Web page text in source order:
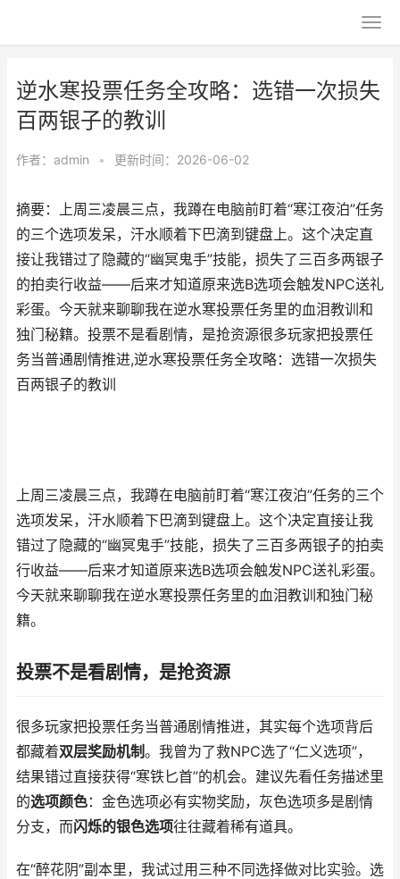
逆水寒投票任务全攻略：选错一次损失
百两银子的教训
作者： admin • 更新时间：2026-06-02
摘要：上周三凌晨三点，我蹲在电脑前盯着“寒江夜泊”任务
的三个选项发呆，汗水顺着下巴滴到键盘上。这个决定直
接让我错过了隐藏的“幽冥鬼手”技能，损失了三百多两银子
的拍卖行收益——后来才知道原来选B选项会触发NPC送礼
彩蛋。今天就来聊聊我在逆水寒投票任务里的血泪教训和
独门秘籍。投票不是看剧情，是抢资源很多玩家把投票任
务当普通剧情推进,逆水寒投票任务全攻略：选错一次损失
百两银子的教训
上周三凌晨三点，我蹲在电脑前盯着“寒江夜泊”任务的三个
选项发呆，汗水顺着下巴滴到键盘上。这个决定直接让我
错过了隐藏的“幽冥鬼手”技能，损失了三百多两银子的拍卖
行收益——后来才知道原来选B选项会触发NPC送礼彩蛋。
今天就来聊聊我在逆水寒投票任务里的血泪教训和独门秘
籍。
投票不是看剧情，是抢资源
很多玩家把投票任务当普通剧情推进，其实每个选项背后
都藏着双层奖励机制。我曾为了救NPC选了“仁义选项”，
结果错过直接获得“寒铁匕首”的机会。建议先看任务描述里
的选项颜色：金色选项必有实物奖励，灰色选项多是剧情
分支，而闪烁的银色选项往往藏着稀有道具。
在“醉花阴”副本里，我试过用三种不同选择做对比实验。选